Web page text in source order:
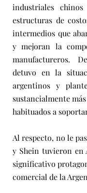
industriales
estructuras de
intermedios que
y mejoran la
manufactureros.
detuvo en la
argentinos y
sustancialmente
habituados a
Al respecto, no le
y Shein tuvieron en
significativo
comercial de la